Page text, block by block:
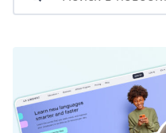
Подготовка к экзаменам
Больше о нас